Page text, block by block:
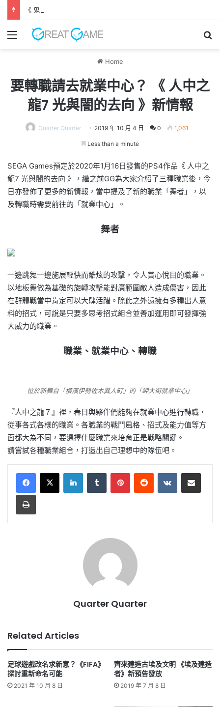
《 鬼武者 劍之道 》 實機試玩報告 源義經將是事件的起源！？
Menu
Home
要轉職請去就業中心？ 《 人中之
龍7 光與闇的去向 》新情報
Quarter Quarter 2019 年 10 月 4 日 0 1,061
Less than a minute
SEGA Games預定於2020年1月16日發售的PS4作品《 人中之
龍7 光與闇的去向 》，繼之前GG為大家介紹了三種職業後，今
日亦發佈了更多的新情報，當中提及了新的職業「舞者」，以
及轉職時需要前往的「就業中心」。
舞者
一邊跳舞一邊施展輕快而酷炫的攻擊，令人賞心悅目的職業。
以地板舞做為基礎的旋轉攻擊能對廣範圍敵人造成傷害，因此
在群體戰當中肯定可以大肆活躍。除此之外還擁有多種出人意
料的招式，可說是只要多思考招式組合並善加運用即可發揮強
大威力的職業。
職業、就業中心、轉職
位於新舞台「橫濱伊勢佐木異人町」的「岬大街就業中心」
『人中之龍７』裡，春日與夥伴們能夠在就業中心進行轉職，
從事各式各樣的職業。各職業的戰鬥風格、招式及能力值等方
面都大為不同，要選擇什麼職業來培育正是戰略關鍵。
請嘗試各種職業組合，打造出自己理想中的隊伍吧。
LinkedInTumblr PinterestReddit VKontakteShare via Email
Print
Quarter Quarter
Related Articles
足球遊戲改名求新意？《FIFA》
探討重新命名可能
2021 年 10 月 8 日
齊來建造古埃及文明 《埃及建造
者》新預告發放
2019 年 7 月 8 日